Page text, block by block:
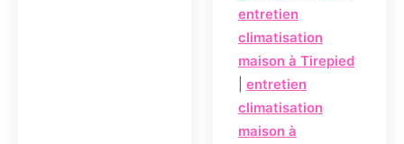
entretien
climatisation
maison à Tirepied
entretien
climatisation
maison à